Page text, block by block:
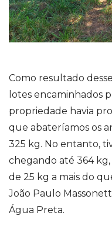
Como resultado
lotes encaminhados
propriedade havia
que abateríamos os
325 kg. No entanto,
chegando até 364
de 25 kg a mais do
João Paulo
Água Preta.